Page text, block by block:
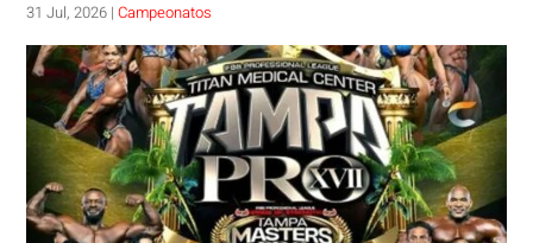
31 Jul, 2026 |Campeonatos